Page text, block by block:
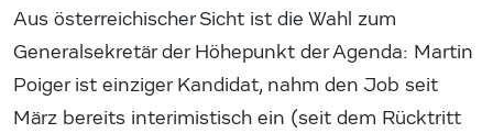
Aus österreichischer Sicht ist die Wahl zum
Generalsekretär der Höhepunkt der Agenda: Martin
Poiger ist einziger Kandidat, nahm den Job seit
März bereits interimistisch ein (seit dem Rücktritt